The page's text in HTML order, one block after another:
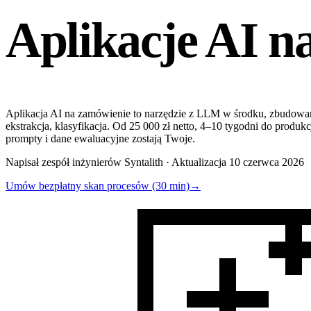
Aplikacje AI
Aplikacja AI na zamówienie to narzędzie z LLM w środku,
ekstrakcja, klasyfikacja. Od 25 000 zł netto, 4–10 tygodni do
prompty i dane ewaluacyjne zostają Twoje.
Napisał zespół inżynierów Syntalith · Aktualizacja 10 czerwca 2026
Umów bezpłatny skan procesów (30 min)→